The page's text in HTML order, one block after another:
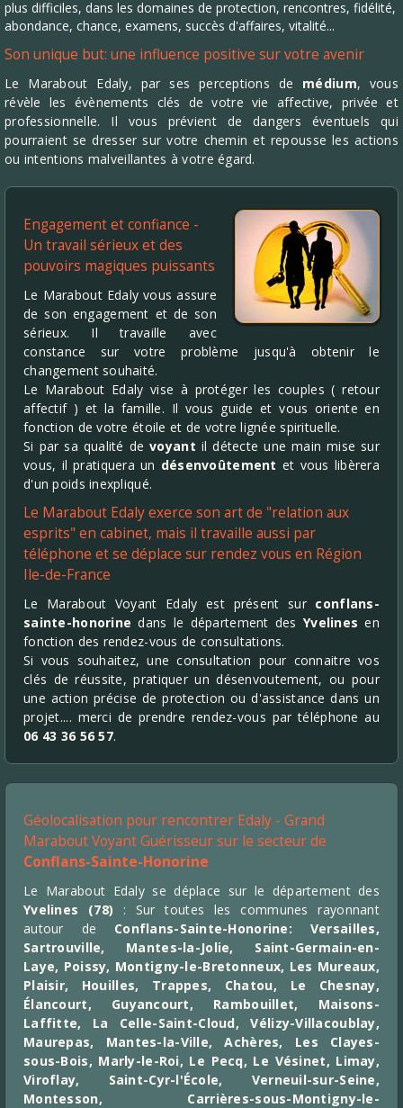
plus difficiles, dans les domaines de protection, rencontres, fidélité,
abondance, chance, examens, succès d'affaires, vitalité...
Son unique but: une influence positive sur votre avenir
Le Marabout Edaly, par ses perceptions de médium, vous
révèle les évènements clés de votre vie affective, privée et
professionnelle. Il vous prévient de dangers éventuels qui
pourraient se dresser sur votre chemin et repousse les actions
ou intentions malveillantes à votre égard.
Engagement et confiance -
Un travail sérieux et des
pouvoirs magiques puissants
Le Marabout Edaly vous assure
de son engagement et de son
sérieux. Il travaille avec
constance sur votre problème jusqu'à obtenir le
changement souhaité.
Le Marabout Edaly vise à protéger les couples ( retour
affectif ) et la famille. Il vous guide et vous oriente en
fonction de votre étoile et de votre lignée spirituelle.
Si par sa qualité devoyant il détecte une main mise sur
vous, il pratiquera un désenvoûtement et vous libèrera
d'un poids inexpliqué.
Le Marabout Edaly exerce son art de "relation aux
esprits" en cabinet, mais il travaille aussi par
téléphone et se déplace sur rendez vous en Région
Ile-de-France
Le Marabout Voyant Edaly est présent sur conflans-
sainte-honorine dans le département des Yvelines en
fonction des rendez-vous de consultations.
Si vous souhaitez, une consultation pour connaitre vos
clés de réussite, pratiquer un désenvoutement, ou pour
une action précise de protection ou d'assistance dans un
projet.... merci de prendre rendez-vous par téléphone au
06 43 36 56 57.
Géolocalisation pour rencontrer Edaly - Grand
Marabout Voyant Guérisseur sur le secteur de
Conflans-Sainte-Honorine
Le Marabout Edaly se déplace sur le département des
Yvelines
(78) : Sur toutes les communes rayonnant
autour de Conflans-Sainte-Honorine: Versailles,
Sartrouville, Mantes-la-Jolie, Saint-Germain-en-
Laye, Poissy, Montigny-le-Bretonneux, Les Mureaux,
Plaisir, Houilles, Trappes, Chatou, Le Chesnay,
Élancourt, Guyancourt,
Rambouillet, Maisons-
Laffitte, La Celle-Saint-Cloud, Vélizy-Villacoublay,
Maurepas, Mantes-la-Ville, Achères, Les Clayes-
sous-Bois, Marly-le-Roi, Le Pecq, Le Vésinet, Limay,
Viroflay, Saint-Cyr-l'École, Verneuil-sur-Seine,
Montesson, Carrières-sous-Montigny-le-